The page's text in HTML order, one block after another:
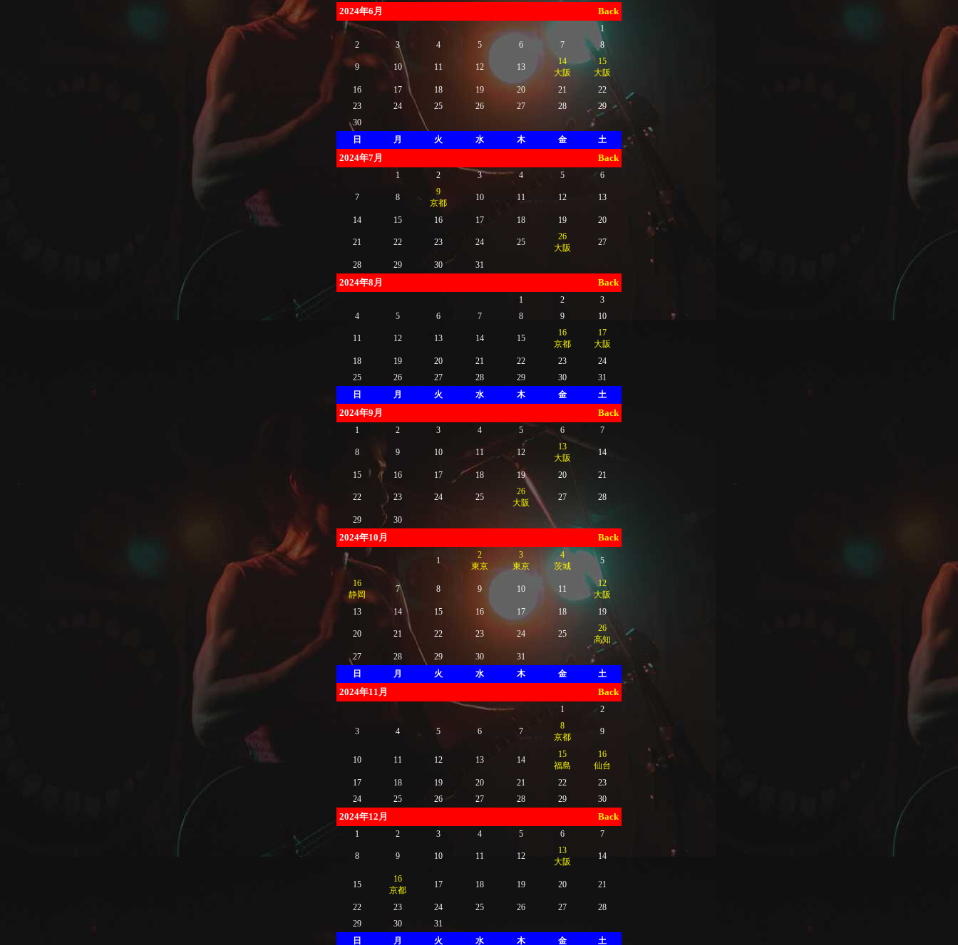
2024年6月 Back
1
2
3 4 5 6 7 8
9 10 11 12 13
14
大阪
15
大阪
16
17 18 19 20 21
22
23
24 25 26 27 28
29
30
日
月 火 水 木 金 土
2024年7月 Back
1 2 3 4 5 6
7 8
9
京都
10 11 12 13
14 15 16 17 18 19 20
21 22 23 24 25
26
大阪
27
28 29 30 31
2024年8月 Back
1 2
3
4
5 6 7 8 9 10
11 12 13 14 15
16
京都
17
大阪
18
19 20 21 22 23
24
25
26 27 28 29 30
31
日
月 火 水 木 金 土
2024年9月 Back
1 2 3 4 5 6 7
8 9 10 11 12
13
大阪
14
15 16 17 18 19 20 21
22 23 24 25
26
大阪
27 28
29 30
2024年10月 Back
1
2
東京
3
東京
4
茨城
5
16
静岡
7 8 9 10 11
12
大阪
13
14 15 16 17 18 19
20 21 22 23 24 25
26
高知
27
28 29 30
31
日
月 火 水 木 金 土
2024年11月 Back
1 2
3 4 5 6 7
8
京都
9
10 11 12 13 14
15
福島
16
仙台
17
18 19 20 21 22
23
24
25 26 27 28 29 30
2024年12月 Back
1 2 3 4 5 6 7
8 9 10 11 12
13
大阪
14
15
16
京都
17 18 19 20 21
22 23 24 25 26 27
28
29
30
31
日
月 火 水 木 金 土